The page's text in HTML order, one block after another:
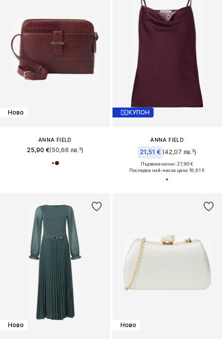
Ново
ANNA FIELD
25,90 €(50,66 лв.³)
КУПОН
ANNA FIELD
21,51 € (42,07 лв.³)
Първоначално: 27,90 €
Последна най-ниска цена:18,81 €
Ново Ново